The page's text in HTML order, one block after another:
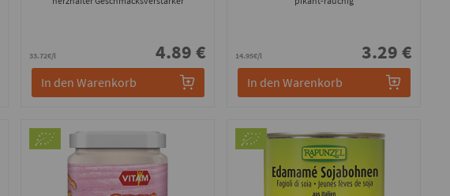
33.72€/l 4.89 €
In den Warenkorb
14.95€/l 3.29 €
In den Warenkorb